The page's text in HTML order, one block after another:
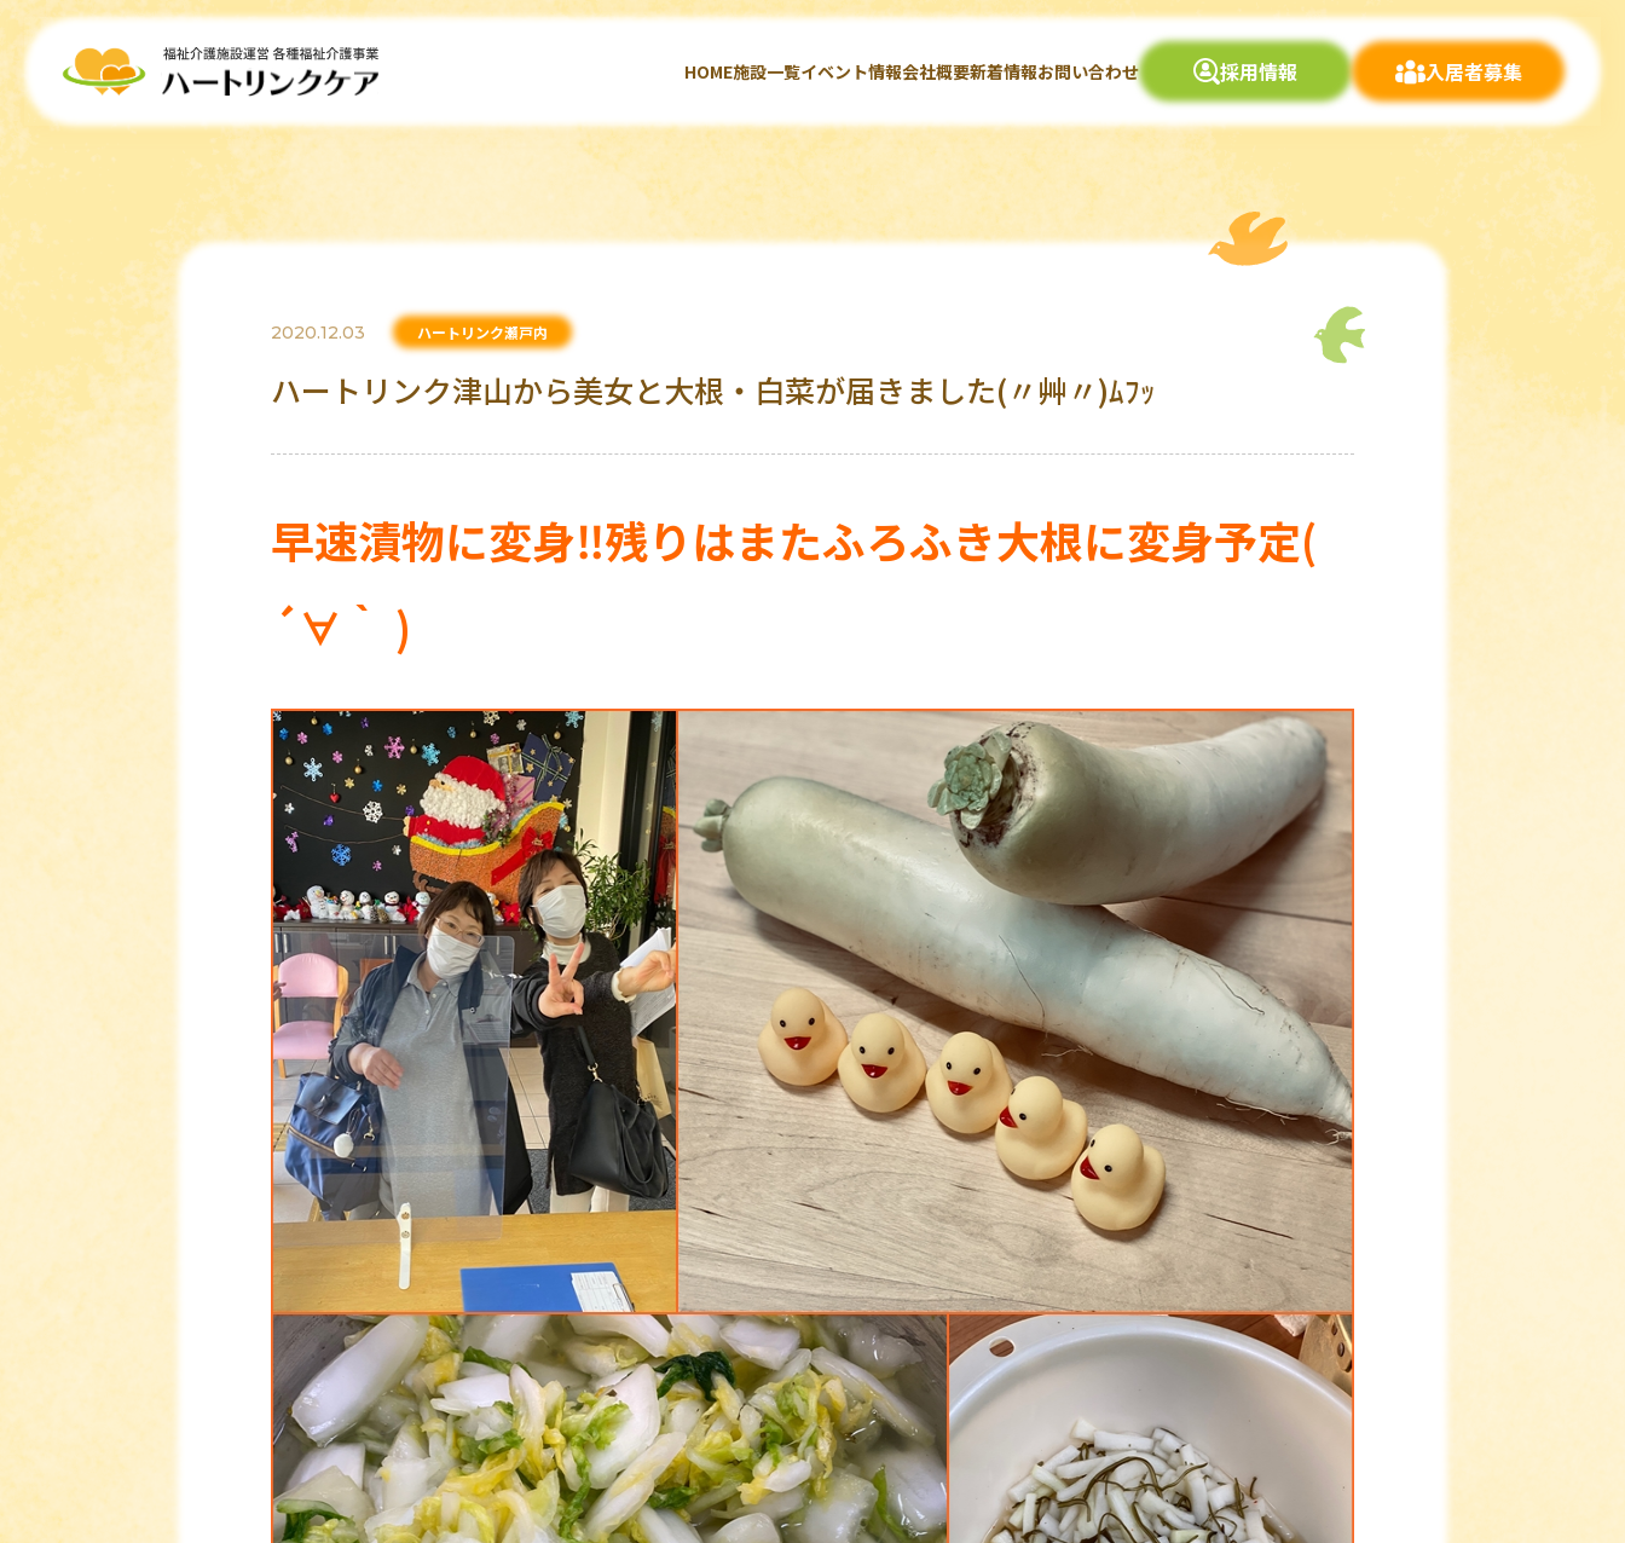
HOME施設一覧イベント情報会社概要新着情報お問い合わせ 採用情報 入居者募集
2020.12.03 ハートリンク瀬戸内
ハートリンク津山から美女と大根・白菜が届きました(〃艸〃)ﾑﾌｯ
早速漬物に変身‼残りはまたふろふき大根に変身予定(
´∀｀ )